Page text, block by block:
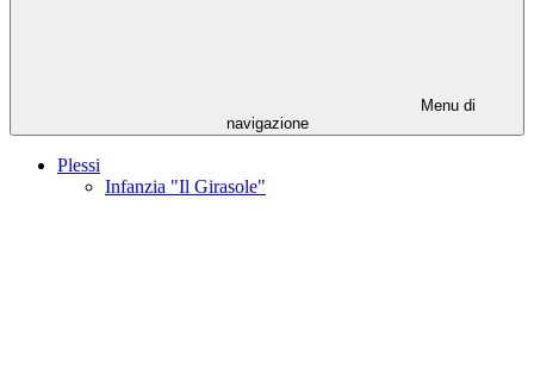
Menu di
navigazione
Plessi
Infanzia "Il Girasole"